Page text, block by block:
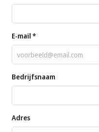
E-mail *
Bedrijfsnaam
Adres